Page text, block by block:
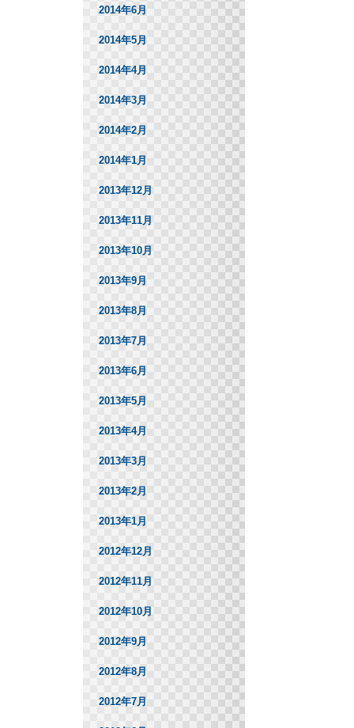
2014年6月
2014年5月
2014年4月
2014年3月
2014年2月
2014年1月
2013年12月
2013年11月
2013年10月
2013年9月
2013年8月
2013年7月
2013年6月
2013年5月
2013年4月
2013年3月
2013年2月
2013年1月
2012年12月
2012年11月
2012年10月
2012年9月
2012年8月
2012年7月